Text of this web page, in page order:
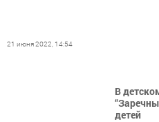
21 июня 2022, 14:54
В
детей